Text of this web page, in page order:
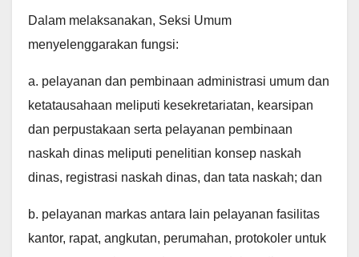
Dalam melaksanakan, Seksi Umum
menyelenggarakan fungsi:
a. pelayanan dan pembinaan administrasi umum dan
ketatausahaan meliputi kesekretariatan, kearsipan
dan perpustakaan serta pelayanan pembinaan
naskah dinas meliputi penelitian konsep naskah
dinas, registrasi naskah dinas, dan tata naskah; dan
b. pelayanan markas antara lain pelayanan fasilitas
kantor, rapat, angkutan, perumahan, protokoler untuk